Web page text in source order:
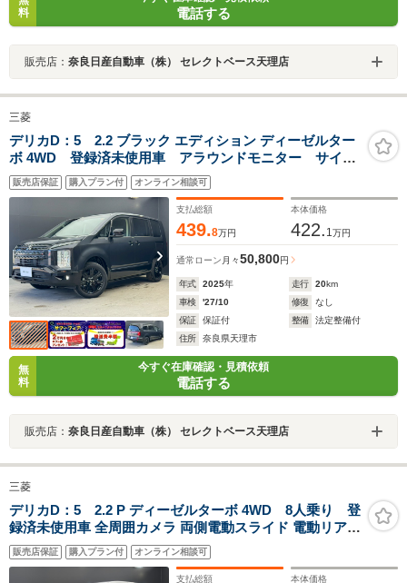
料
電話する
販売店： 奈良日産自動車（株） セレクトベース天理店
三菱
デリカD：5 2.2 ブラック エディション ディーゼルター
ボ 4WD 登録済未使用車 アラウンドモニター サイド
ステップ ナビ+リアモニター取付Pkg 両側オートスラ
イド オートバックドア シートヒーター パワーシー
ト LEDヘッド 衝突被害軽減ブレーキ
販売店保証 購入プラン付 オンライン相談可
支払総額
439.8万円
本体価格
422. 1 万円
通常ローン 月々50,800円
年式 2025年 走行 20km
車検
'27/10 修復
なし
保証
保証付 整備
法定整備付
住所
奈良県天理市
無
料
今すぐ在庫確認・見積依頼
電話する
販売店： 奈良日産自動車（株） セレクトベース天理店
三菱
デリカD：5 2.2 P ディーゼルターボ 4WD 8人乗り 登
録済未使用車 全周囲カメラ 両側電動スライド 電動リアゲ
ート 衝突被害軽減 レーダークルーズコントロール パワー
シート パワーバックドア シート/ステアリングヒーター
LEDヘッド 4WD
販売店保証 購入プラン付 オンライン相談可
支払総額 本体価格